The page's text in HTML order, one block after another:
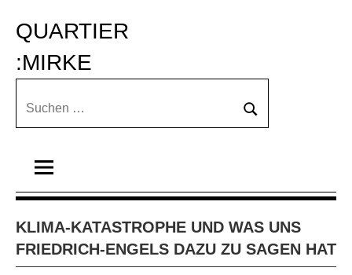
Inhalt
springen
QUARTIER
:MIRKE
Suchen
Suchen
KLIMA-KATASTROPHE UND WAS UNS
FRIEDRICH-ENGELS DAZU ZU SAGEN HAT